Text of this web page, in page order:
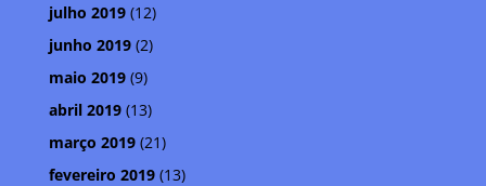
julho 2019(12)
junho 2019(2)
maio 2019(9)
abril 2019(13)
março 2019(21)
fevereiro 2019(13)